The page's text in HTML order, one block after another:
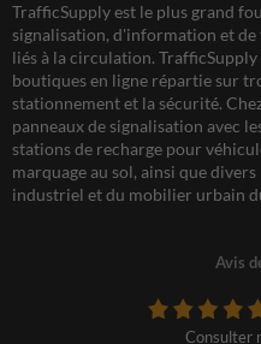
TrafficSupply est le plus grand
signalisation, d'information et
liés à la circulation.
boutiques en ligne répartie sur
stationnement et la sécurité.
panneaux de signalisation avec
stations de recharge pour
marquage au sol, ainsi que
industriel et du mobilier urbain
Avis
Consulter